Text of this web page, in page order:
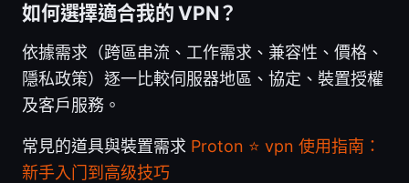
如何選擇適合我的 VPN？
依據需求（跨區串流、工作需求、兼容性、價格、
隱私政策）逐一比較伺服器地區、協定、裝置授權
及客戶服務。
常見的道具與裝置需求 Proton ⭐ vpn 使用指南：
新手入门到高级技巧